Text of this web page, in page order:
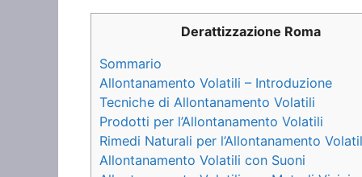
Derattizzazione Roma
Sommario
Allontanamento Volatili – Introduzione
Tecniche di Allontanamento Volatili
Prodotti per l’Allontanamento Volatili
Rimedi Naturali per l’Allontanamento
Allontanamento Volatili con Suoni